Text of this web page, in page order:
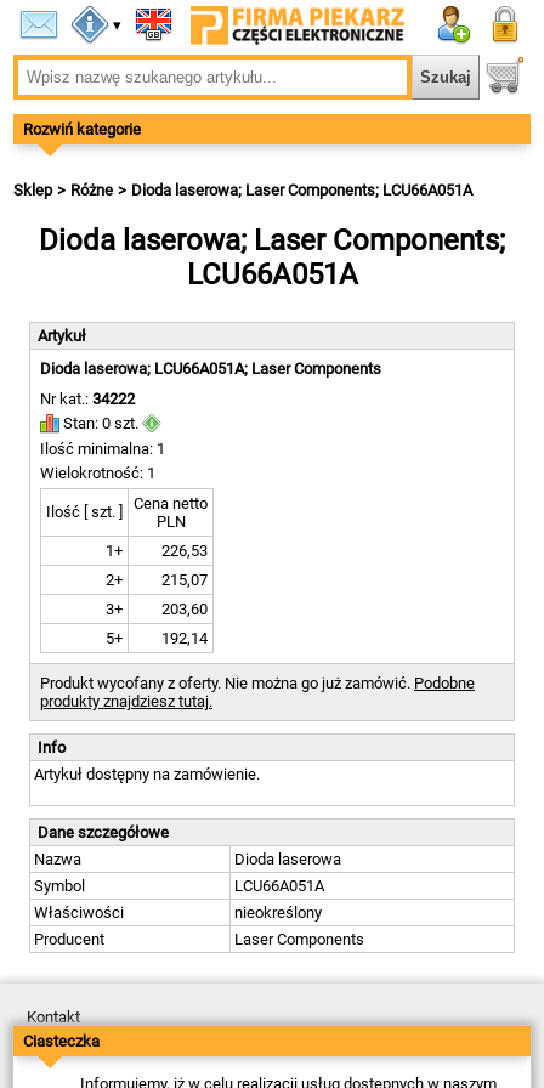
▾
Rozwiń kategorie
Sklep Różne Dioda laserowa; Laser Components; LCU66A051A
Dioda laserowa; Laser Components;
LCU66A051A
Artykuł
Dioda laserowa; LCU66A051A; Laser Components
Nr kat.: 34222
Stan: 0 szt.
Ilość minimalna: 1
Wielokrotność: 1
Ilość [ szt. ]
Cena netto
PLN
1+
226,53
2+
215,07
3+
203,60
5+
192,14
Produkt wycofany z oferty. Nie można go już zamówić. Podobne
produkty znajdziesz tutaj.
Info
Artykuł dostępny na zamówienie.
Dane szczegółowe
Nazwa
Dioda laserowa
Symbol
LCU66A051A
Właściwości
nieokreślony
Producent
Laser Components
Kontakt
Dostawa
Płatność
Zwroty
Ciasteczka
Informujemy, iż w celu realizacji usług dostępnych w naszym